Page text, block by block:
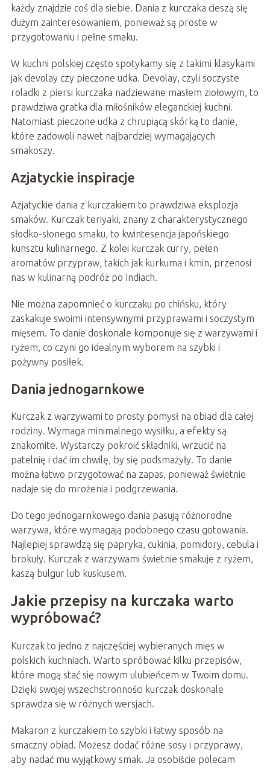
każdy znajdzie coś dla siebie. Dania z kurczaka cieszą się
dużym zainteresowaniem, ponieważ są proste w
przygotowaniu i pełne smaku.
W kuchni polskiej często spotykamy się z takimi klasykami
jak devolay czy pieczone udka. Devolay, czyli soczyste
roladki z piersi kurczaka nadziewane masłem ziołowym, to
prawdziwa gratka dla miłośników eleganckiej kuchni.
Natomiast pieczone udka z chrupiącą skórką to danie,
które zadowoli nawet najbardziej wymagających
smakoszy.
Azjatyckie inspiracje
Azjatyckie dania z kurczakiem to prawdziwa eksplozja
smaków. Kurczak teriyaki, znany z charakterystycznego
słodko-słonego smaku, to kwintesencja japońskiego
kunsztu kulinarnego. Z kolei kurczak curry, pełen
aromatów przypraw, takich jak kurkuma i kmin, przenosi
nas w kulinarną podróż po Indiach.
Nie można zapomnieć o kurczaku po chińsku, który
zaskakuje swoimi intensywnymi przyprawami i soczystym
mięsem. To danie doskonale komponuje się z warzywami i
ryżem, co czyni go idealnym wyborem na szybki i
pożywny posiłek.
Dania jednogarnkowe
Kurczak z warzywami to prosty pomysł na obiad dla całej
rodziny. Wymaga minimalnego wysiłku, a efekty są
znakomite. Wystarczy pokroić składniki, wrzucić na
patelnię i dać im chwilę, by się podsmażyły. To danie
można łatwo przygotować na zapas, ponieważ świetnie
nadaje się do mrożenia i podgrzewania.
Do tego jednogarnkowego dania pasują różnorodne
warzywa, które wymagają podobnego czasu gotowania.
Najlepiej sprawdzą się papryka, cukinia, pomidory, cebula i
brokuły. Kurczak z warzywami świetnie smakuje z ryżem,
kaszą bulgur lub kuskusem.
Jakie przepisy na kurczaka warto
wypróbować?
Kurczak to jedno z najczęściej wybieranych mięs w
polskich kuchniach. Warto spróbować kilku przepisów,
które mogą stać się nowym ulubieńcem w Twoim domu.
Dzięki swojej wszechstronności kurczak doskonale
sprawdza się w różnych wersjach.
Makaron z kurczakiem to szybki i łatwy sposób na
smaczny obiad. Możesz dodać różne sosy i przyprawy,
aby nadać mu wyjątkowy smak. Ja osobiście polecam